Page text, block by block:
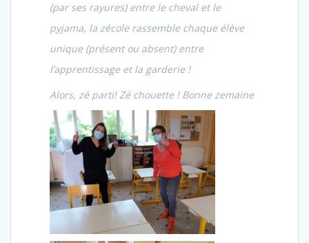
(par ses rayures) entre le cheval et le
pyjama, la zécole rassemble chaque élève
unique (présent ou absent) entre
l’apprentissage et la garderie !
Alors, zé parti! Zé chouette ! Bonne zemaine